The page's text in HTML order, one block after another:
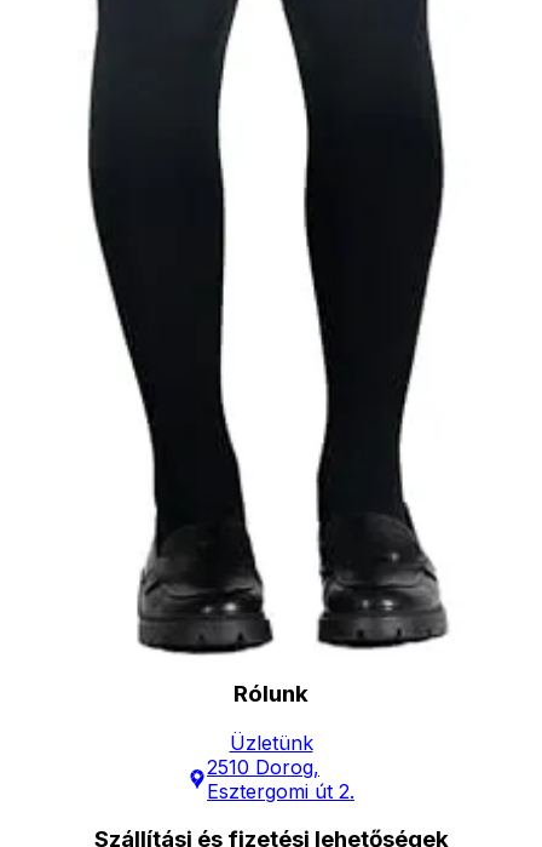
termékre
vonatkozik!
Darab
Szállítás:
- Csomagautomata: 1190
forinttól
- Házhozszállítás: 2190
forinttól
- Személyes átvétel:
ingyenesen
Elérhetőség
Kapcsolat
Minden a vásárlásról
Vásárlási feltetelek
Garancia
Általános szerződési feltételek
Adatvédelmi nyilatkozat
Rólunk
Üzletünk
2510 Dorog,
Esztergomi út 2.
Szállítási és fizetési lehetőségek